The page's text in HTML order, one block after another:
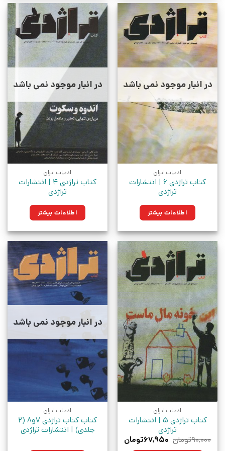
در انبار موجود نمی باشد
ادبیات ایران
کتاب تراژدی 6 | انتشارات
تراژدی
اطلاعات بیشتر
در انبار موجود نمی باشد
ادبیات ایران
کتاب تراژدی 4 | انتشارات
تراژدی
اطلاعات بیشتر
ادبیات ایران
کتاب تراژدی 5 | انتشارات
تراژدی
۹۰,۰۰۰تومان قیمت
۶۷,۹۵۰تومان
در انبار موجود نمی باشد
ادبیات ایران
کتاب کتاب تراژدی 7و8 (2
جلدی) | انتشارات تراژدی